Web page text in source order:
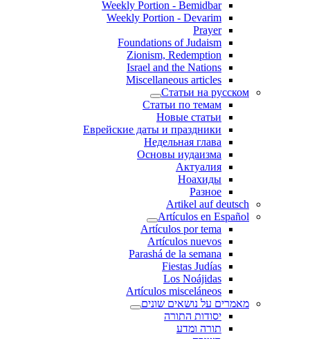
Weekly Portion - Bemidbar
Weekly Portion - Devarim
Prayer
Foundations of Judaism
Zionism, Redemption
Israel and the Nations
Miscellaneous articles
Статьи на русском
Статьи по темам
Новые статьи
Еврейские даты и праздники
Недельная глава
Основы иудаизма
Актуалия
Ноахиды
Разное
Artikel auf deutsch
Artículos en Español
Artículos por tema
Artículos nuevos
Parashá de la semana
Fiestas Judías
Los Noájidas
Artículos misceláneos
מאמרים על נושאים שונים
יסודות התורה
תורה ומדע